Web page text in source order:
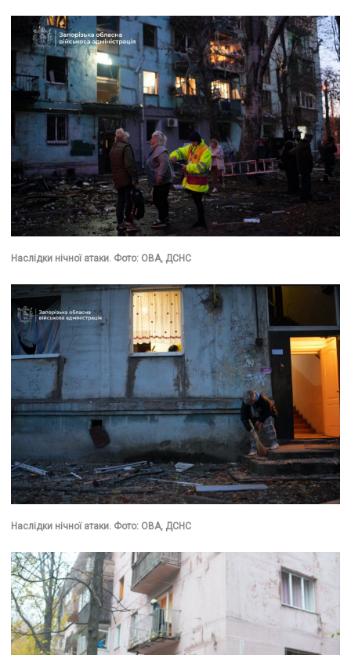
Наслідки нічної атаки. Фото: ОВА, ДСНС
Наслідки нічної атаки. Фото: ОВА, ДСНС